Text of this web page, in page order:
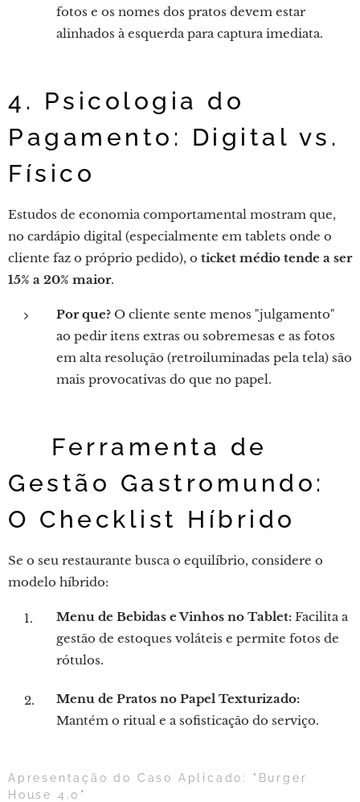
fotos e os nomes dos pratos devem estar
alinhados à esquerda para captura imediata.
4. Psicologia do
Pagamento: Digital vs.
Físico
Estudos de economia comportamental mostram que,
no cardápio digital (especialmente em tablets onde o
cliente faz o próprio pedido), o ticket médio tende a ser
15% a 20% maior.
Por que? O cliente sente menos "julgamento"
ao pedir itens extras ou sobremesas e as fotos
em alta resolução (retroiluminadas pela tela) são
mais provocativas do que no papel.
💡 Ferramenta de
Gestão Gastromundo:
O Checklist Híbrido
Se o seu restaurante busca o equilíbrio, considere o
modelo híbrido:
Menu de Bebidas e Vinhos no Tablet: Facilita a
gestão de estoques voláteis e permite fotos de
rótulos.
Menu de Pratos no Papel Texturizado:
Mantém o ritual e a sofisticação do serviço.
Apresentação do Caso Aplicado: "Burger
House 4.0"